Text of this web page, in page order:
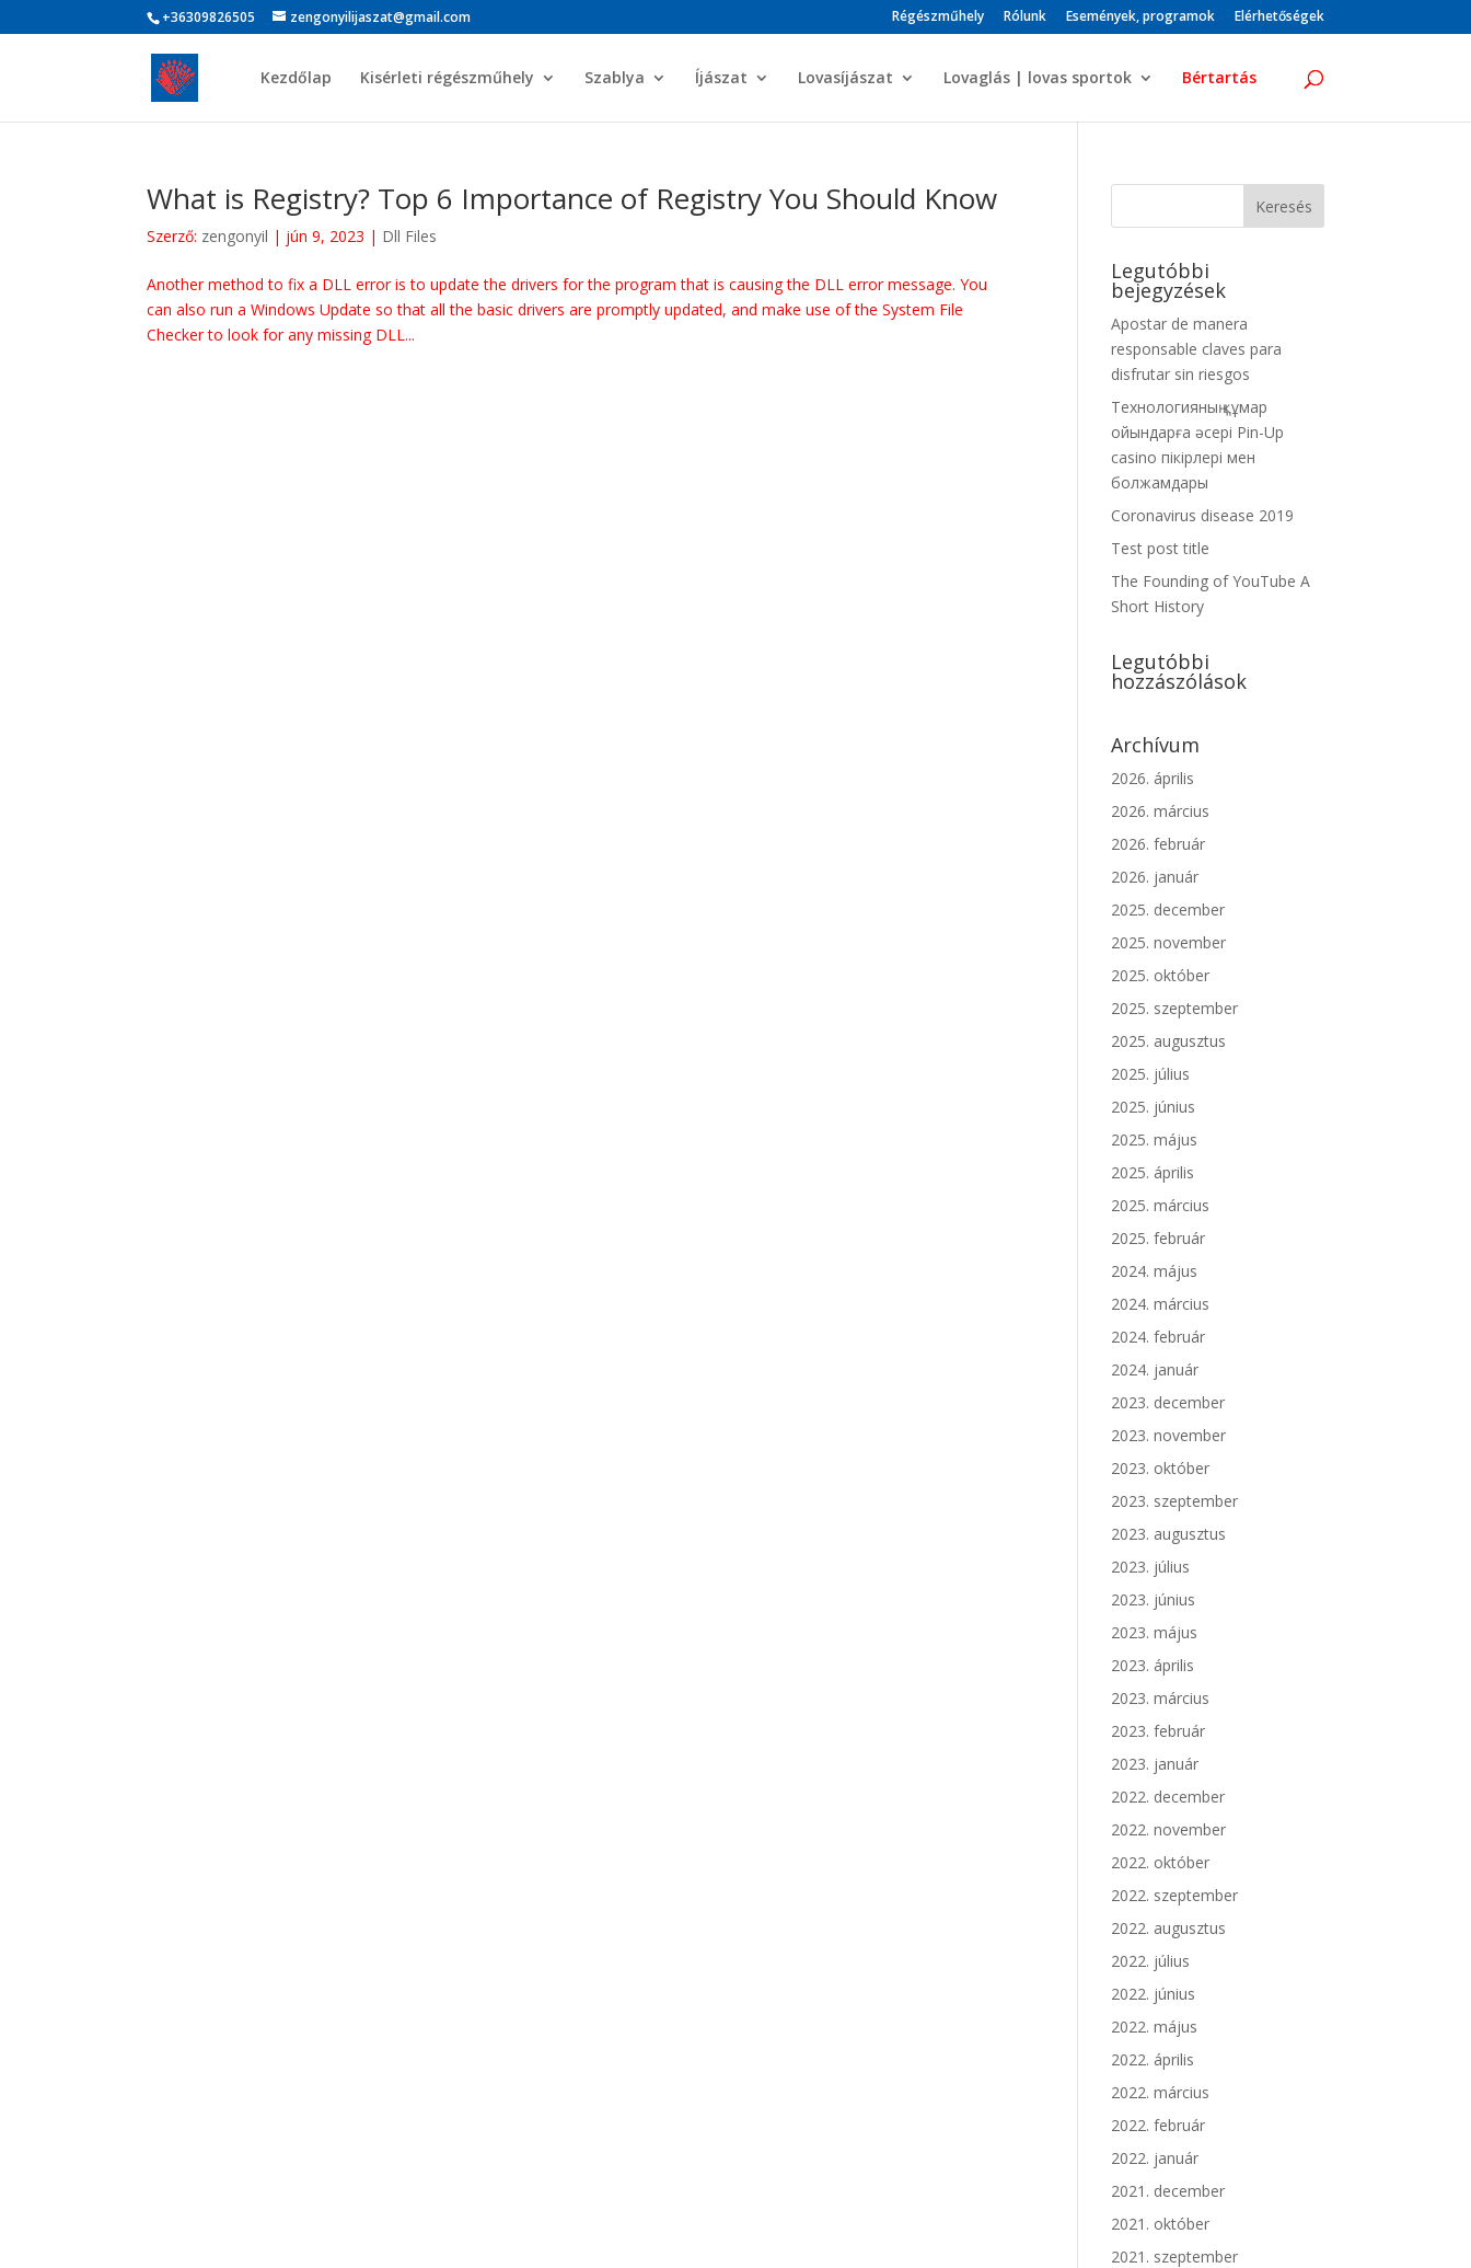
+36309826505 zengonyilijaszat@gmail.com Régészműhely Rólunk Események, programok Elérhetőségek
Kezdőlap Kisérleti régészműhely Szablya Íjászat Lovasíjászat Lovaglás | lovas sportok Bértartás
What is Registry? Top 6 Importance of Registry You Should Know
Szerző: zengonyil | jún 9, 2023 | Dll Files
Another method to fix a DLL error is to update the drivers for the program that is causing the DLL error message. You
can also run a Windows Update so that all the basic drivers are promptly updated, and make use of the System File
Checker to look for any missing DLL...
Legutóbbi
bejegyzések
Apostar de manera
responsable claves para
disfrutar sin riesgos
Технологияның құмар
ойындарға әсері Pin-Up
casino пікірлері мен
болжамдары
Coronavirus disease 2019
Test post title
The Founding of YouTube A
Short History
Legutóbbi
hozzászólások
Archívum
2026. április
2026. március
2026. február
2026. január
2025. december
2025. november
2025. október
2025. szeptember
2025. augusztus
2025. július
2025. június
2025. május
2025. április
2025. március
2025. február
2024. május
2024. március
2024. február
2024. január
2023. december
2023. november
2023. október
2023. szeptember
2023. augusztus
2023. július
2023. június
2023. május
2023. április
2023. március
2023. február
2023. január
2022. december
2022. november
2022. október
2022. szeptember
2022. augusztus
2022. július
2022. június
2022. május
2022. április
2022. március
2022. február
2022. január
2021. december
2021. október
2021. szeptember